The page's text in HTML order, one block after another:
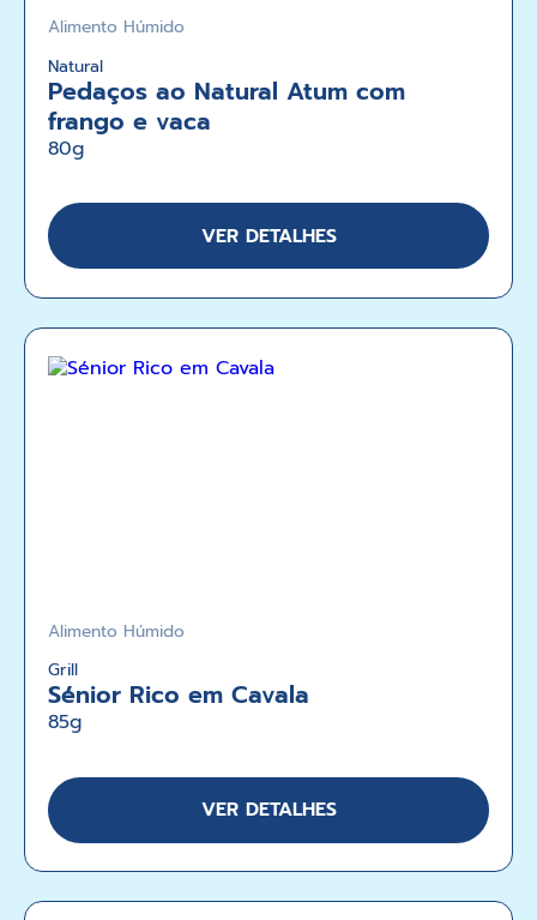
Alimento Húmido
Natural
Pedaços ao Natural Atum com
frango e vaca
80g
VER DETALHES
Alimento Húmido
Grill
Sénior Rico em Cavala
85g
VER DETALHES